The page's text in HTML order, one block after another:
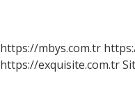
https://mbys.com.tr
https://exquisite.com.tr